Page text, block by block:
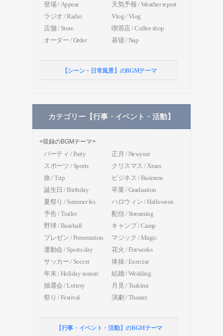
登場 / Appear
天気予報 / Weather report
ラジオ / Radio
Vlog / Vlog
店舗 / Store
喫茶店 / Coffee shop
オーダー / Order
昼寝 / Nap
【シーン・日常風景】のBGMテーマ
カテゴリー【行事・イベント・活動】
<収録のBGMテーマ>
パーティ / Party
正月 / Newyear
スポーツ / Sports
クリスマス / Xmas
旅 / Trip
ビジネス / Business
誕生日 / Birthday
卒業 / Graduation
夏祭り / Summer fes
ハロウィン / Halloween
予告 / Trailer
配信 / Streaming
野球 / Baseball
キャンプ / Camp
プレゼン / Presentation
マジック / Magic
運動会 / Sports day
花火 / Fireworks
サッカー / Soccer
体操 / Exercise
年末 / Holiday season
結婚 / Wedding
抽選会 / Lottery
月見 / Tsukimi
祭り / Festival
演劇 / Theater
【行事・イベント・活動】のBGMテーマ